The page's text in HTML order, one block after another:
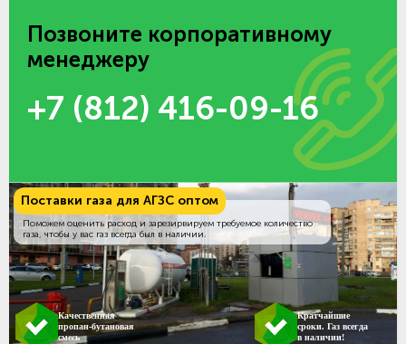
Позвоните корпоративному
менеджеру
+7 (812) 416-09-16
Поставки газа для АГЗС оптом
Поможем оценить расход и зарезирвируем требуемое количество
газа, чтобы у вас газ всегда был в наличии.
Качественная
пропан-бутановая
смесь
Кратчайшие
сроки. Газ всегда
в наличии!